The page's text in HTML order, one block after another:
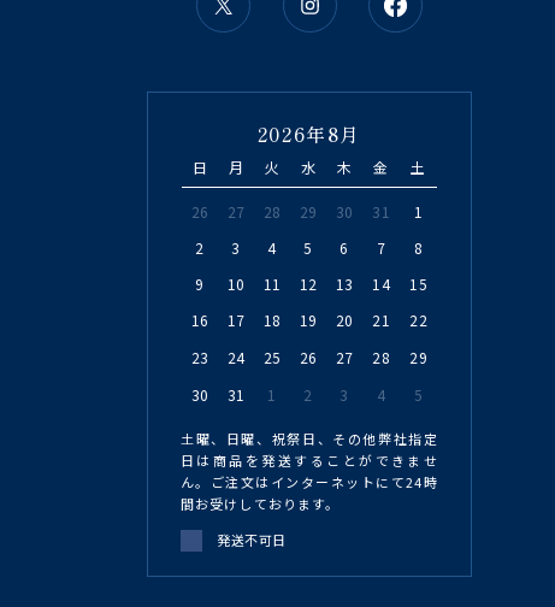
2026年8月
日 月 火 水 木 金 土
26 27 28 29 30 31
1
2
3 4 5 6 7
8
9
10 11 12 13 14
15
16
17 18 19 20 21
22
23
24 25 26 27 28
29
30
31 1 2 3 4 5
土曜、日曜、祝祭日、その他弊社指定
日は商品を発送することができませ
ん。ご注文はインターネットにて24時
間お受けしております。
発送不可日